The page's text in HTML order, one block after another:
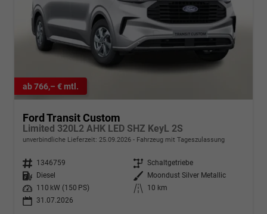
ab 766,– € mtl.
Ford Transit Custom
Limited 320L2 AHK LED SHZ KeyL 2S
unverbindliche Lieferzeit: 25.09.2026 Fahrzeug mit Tageszulassung
Fahrzeugnr. 1346759 Getriebe Schaltgetriebe
Kraftstoff
Diesel Außenfarbe
Moondust Silver Metallic
Leistung
110 kW (150 PS) Kilometerstand
10 km
31.07.2026